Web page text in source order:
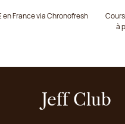
en France via Chronofresh
à
Jeff Club